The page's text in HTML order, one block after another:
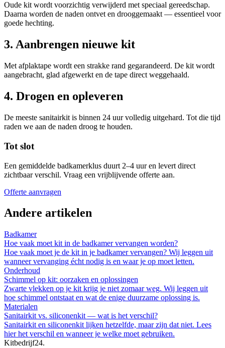
Oude kit wordt voorzichtig verwijderd met speciaal gereedschap.
Daarna worden de naden ontvet en drooggemaakt — essentieel voor
goede hechting.
3. Aanbrengen nieuwe kit
Met afplaktape wordt een strakke rand gegarandeerd. De kit wordt
aangebracht, glad afgewerkt en de tape direct weggehaald.
4. Drogen en opleveren
De meeste sanitairkit is binnen 24 uur volledig uitgehard. Tot die tijd
raden we aan de naden droog te houden.
Tot slot
Een gemiddelde badkamerklus duurt 2–4 uur en levert direct
zichtbaar verschil. Vraag een vrijblijvende offerte aan.
Offerte aanvragen
Andere artikelen
Badkamer
Hoe vaak moet kit in de badkamer vervangen worden?
Hoe vaak moet je de kit in je badkamer vervangen? Wij leggen uit
wanneer vervanging écht nodig is en waar je op moet letten.
Onderhoud
Schimmel op kit: oorzaken en oplossingen
Zwarte vlekken op je kit krijg je niet zomaar weg. Wij leggen uit
hoe schimmel ontstaat en wat de enige duurzame oplossing is.
Materialen
Sanitairkit vs. siliconenkit — wat is het verschil?
Sanitairkit en siliconenkit lijken hetzelfde, maar zijn dat niet. Lees
hier het verschil en wanneer je welke moet gebruiken.
Kitbedrijf24.